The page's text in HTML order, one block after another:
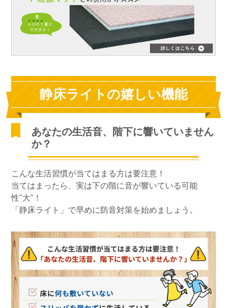
静床ライトの嬉しい機能
あなたの生活音、階下に響いていません
か？
こんな生活習慣が当てはまる方は要注意！
当てはまったら、実は下の階に音が響いている可能
性"大"！
「静床ライト」で早めに防音対策を始めましょう。